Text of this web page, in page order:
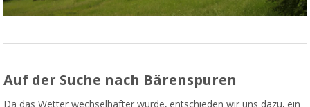
Auf der Suche nach Bärenspuren
Da das Wetter wechselhafter wurde, entschieden wir uns dazu, ein